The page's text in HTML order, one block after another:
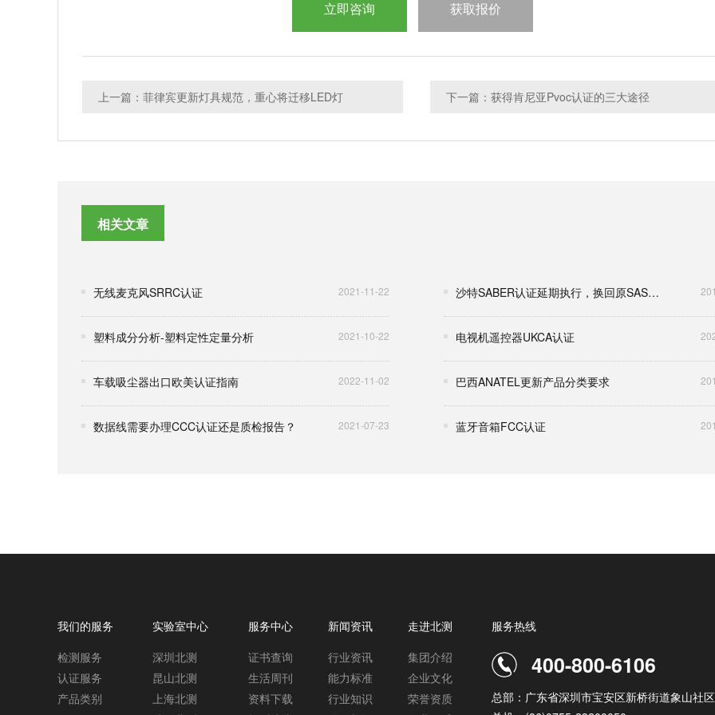
立即咨询 获取报价
上一篇：菲律宾更新灯具规范，重心将迁移LED灯 下一篇：获得肯尼亚Pvoc认证的三大途径
相关文章
无线麦克风SRRC认证 2021-11-22 沙特SABER认证延期执行，换回原SASO认证模式
塑料成分分析-塑料定性定量分析 2021-10-22 电视机遥控器UKCA认证
车载吸尘器出口欧美认证指南 2022-11-02 巴西ANATEL更新产品分类要求
数据线需要办理CCC认证还是质检报告？ 2021-07-23 蓝牙音箱FCC认证
我们的服务
检测服务
认证服务
产品类别
实验室中心
深圳北测
昆山北测
上海北测
服务中心
证书查询
生活周刊
资料下载
新闻资讯
行业资讯
能力标准
行业知识
走进北测
集团介绍
企业文化
荣誉资质
服务热线
400-800-6106
总部：广东省深圳市宝安区新桥街道象山社